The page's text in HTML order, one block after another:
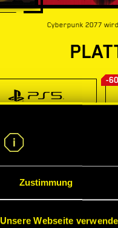
Zustimmung
Unsere Webseite
Cyberpunk 2077
-